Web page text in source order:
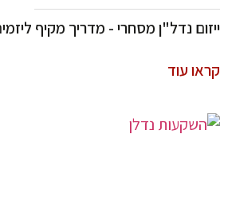
ייזום נדל"ן מסחרי - מדריך מקיף ליזמים
קראו עוד